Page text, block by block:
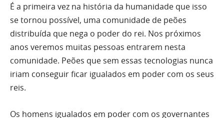
É a primeira vez na história da humanidade que isso
se tornou possível, uma comunidade de peões
distribuída que nega o poder do rei. Nos próximos
anos veremos muitas pessoas entrarem nesta
comunidade. Peões que sem essas tecnologias nunca
iriam conseguir ficar igualados em poder com os seus
reis.
Os homens igualados em poder com os governantes